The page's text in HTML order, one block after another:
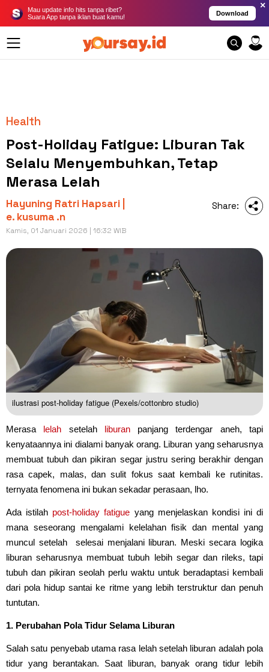
Mau update info hits tanpa ribet?
Suara App tanpa iklan buat kamu!
Download
×
Health
Post-Holiday Fatigue: Liburan Tak
Selalu Menyembuhkan, Tetap
Merasa Lelah
Hayuning Ratri Hapsari |
e. kusuma .n
Kamis, 01 Januari 2026 | 16:32 WIB
Share:
ilustrasi post-holiday fatigue (Pexels/cottonbro studio)
Merasa lelah setelah liburanpanjang terdengar aneh, tapi
kenyataannya ini dialami banyak orang. Liburan yang seharusnya
membuat tubuh dan pikiran segar justru sering berakhir dengan
rasa capek, malas, dan sulit fokus saat kembali ke rutinitas.
ternyata fenomena ini bukan sekadar perasaan, lho.
Ada istilah post-holiday fatigue yang menjelaskan kondisi ini di
mana seseorang mengalami kelelahan fisik dan mental yang
muncul setelah selesai menjalani liburan. Meski secara logika
liburan seharusnya membuat tubuh lebih segar dan rileks, tapi
tubuh dan pikiran seolah perlu waktu untuk beradaptasi kembali
dari pola hidup santai ke ritme yang lebih terstruktur dan penuh
tuntutan.
1. Perubahan Pola Tidur Selama Liburan
Salah satu penyebab utama rasa lelah setelah liburan adalah pola
tidur yang berantakan. Saat liburan, banyak orang tidur lebih